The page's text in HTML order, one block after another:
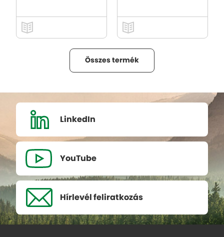
Összes termék
LinkedIn
YouTube
Hírlevél feliratkozás